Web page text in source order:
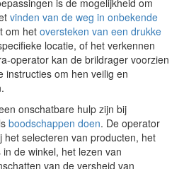
is de mogelijkheid om
vinden van de weg in onbekende
om het oversteken van een drukke
locatie, of het verkennen
operator kan de brildrager voorzien
instructies om hen veilig en
onschatbare hulp zijn bij
boodschappen doen. De operator
selecteren van producten, het
de winkel, het lezen van
van de versheid van